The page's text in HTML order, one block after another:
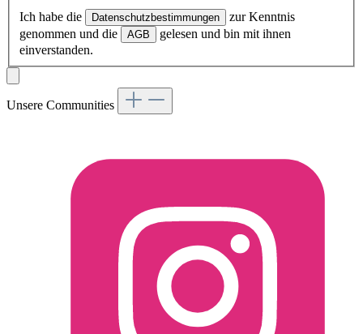
Ich habe die Datenschutzbestimmungen
zur Kenntnis
genommen und die
AGB
gelesen und bin mit ihnen
einverstanden.
Unsere Communities